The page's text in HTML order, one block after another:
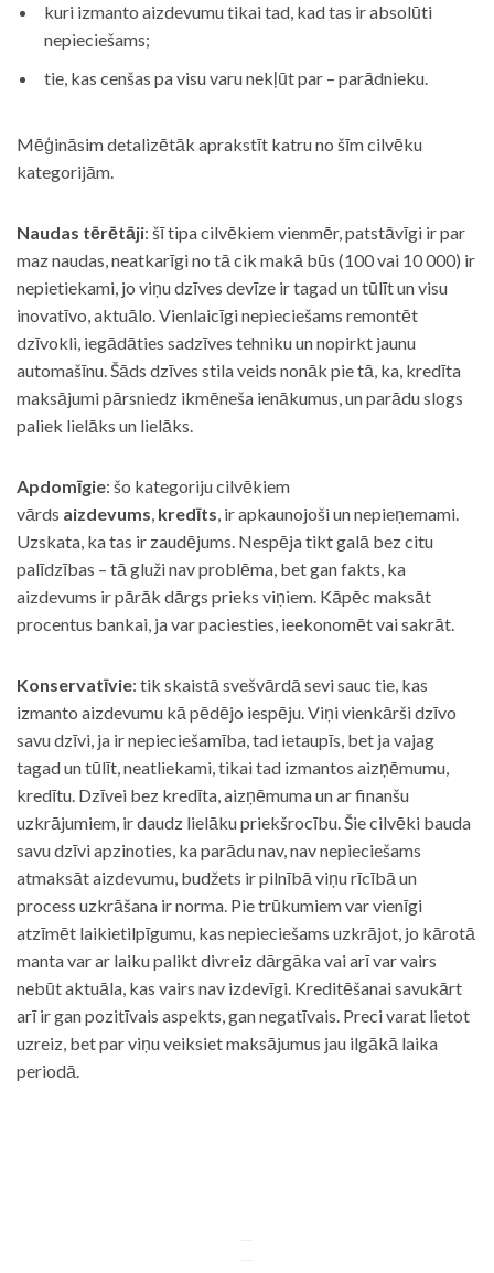
kuri izmanto aizdevumu tikai tad, kad tas ir absolūti
nepieciešams;
tie, kas cenšas pa visu varu nekļūt par – parādnieku.
Mēģināsim detalizētāk aprakstīt katru no šīm cilvēku
kategorijām.
Naudas tērētāji: šī tipa cilvēkiem vienmēr, patstāvīgi ir par
maz naudas, neatkarīgi no tā cik makā būs (100 vai 10 000) ir
nepietiekami, jo viņu dzīves devīze ir tagad un tūlīt un visu
inovatīvo, aktuālo. Vienlaicīgi nepieciešams remontēt
dzīvokli, iegādāties sadzīves tehniku un nopirkt jaunu
automašīnu. Šāds dzīves stila veids nonāk pie tā, ka, kredīta
maksājumi pārsniedz ikmēneša ienākumus, un parādu slogs
paliek lielāks un lielāks.
Apdomīgie: šo kategoriju cilvēkiem
vārds aizdevums, kredīts, ir apkaunojoši un nepieņemami.
Uzskata, ka tas ir zaudējums. Nespēja tikt galā bez citu
palīdzības – tā gluži nav problēma, bet gan fakts, ka
aizdevums ir pārāk dārgs prieks viņiem. Kāpēc maksāt
procentus bankai, ja var paciesties, ieekonomēt vai sakrāt.
Konservatīvie: tik skaistā svešvārdā sevi sauc tie, kas
izmanto aizdevumu kā pēdējo iespēju. Viņi vienkārši dzīvo
savu dzīvi, ja ir nepieciešamība, tad ietaupīs, bet ja vajag
tagad un tūlīt, neatliekami, tikai tad izmantos aizņēmumu,
kredītu. Dzīvei bez kredīta, aizņēmuma un ar finanšu
uzkrājumiem, ir daudz lielāku priekšrocību. Šie cilvēki bauda
savu dzīvi apzinoties, ka parādu nav, nav nepieciešams
atmaksāt aizdevumu, budžets ir pilnībā viņu rīcībā un
process uzkrāšana ir norma. Pie trūkumiem var vienīgi
atzīmēt laikietilpīgumu, kas nepieciešams uzkrājot, jo kārotā
manta var ar laiku palikt divreiz dārgāka vai arī var vairs
nebūt aktuāla, kas vairs nav izdevīgi. Kreditēšanai savukārt
arī ir gan pozitīvais aspekts, gan negatīvais. Preci varat lietot
uzreiz, bet par viņu veiksiet maksājumus jau ilgākā laika
periodā.